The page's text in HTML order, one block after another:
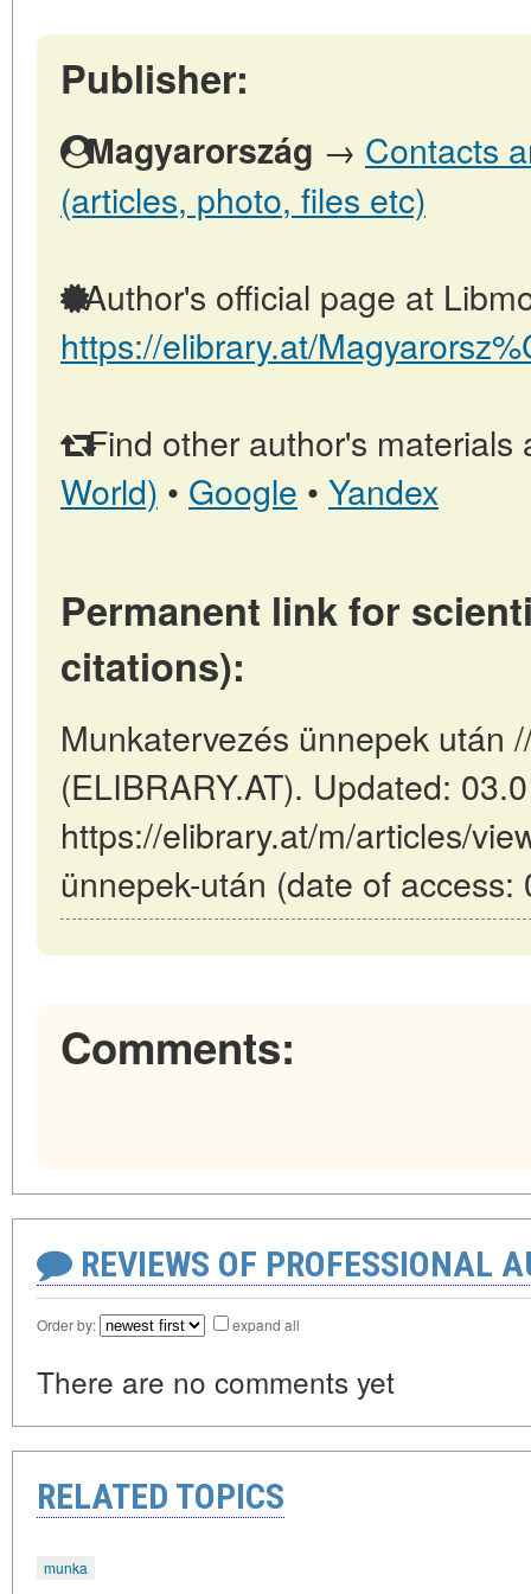
Publisher:
Magyarország → Contacts
(articles, photo, files etc)
Author's official page at
https://elibrary.at/
Find other author's materials
World) • Google • Yandex
Permanent link for
citations):
Munkatervezés ünnepek után
(ELIBRARY.AT). Updated:
https://elibrary.at/m/articles/
ünnepek-után (date of access:
Comments:
REVIEWS OF PROFESSIONAL
Order by: expand all
There are no comments yet
RELATED TOPICS
munka